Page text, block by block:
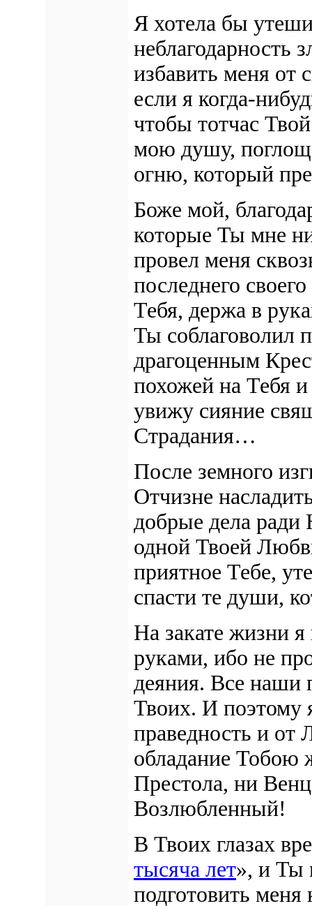
Я хотела бы
неблагодарность
избавить меня от
если я когда-
чтобы тотчас
мою душу,
огню, который
Боже мой,
которые Ты мне
провел меня
последнего
Тебя, держа в
Ты соблаговолил
драгоценным
похожей на Тебя
увижу сияние
Страдания…
После земного
Отчизне
добрые дела ради
одной Твоей
приятное Тебе,
спасти те души,
На закате жизни
руками, ибо не
деяния. Все наши
Твоих. И поэтому
праведность и от
обладание Тобою
Престола, ни
Возлюбленный!
В Твоих глазах
тысяча лет», и Ты
подготовить меня